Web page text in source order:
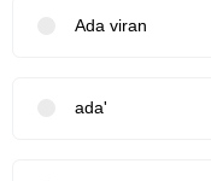
Ada viran
ada'